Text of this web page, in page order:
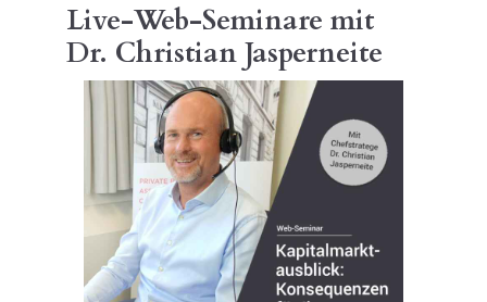
Live-Web-Seminare mit
Dr. Christian Jasperneite